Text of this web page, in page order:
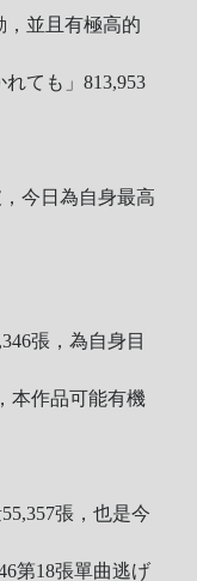
，並且有極高的
れても」813,953
今日為自身最高
張，為自身目
本作品可能有機
張，也是今
第18張單曲逃げ